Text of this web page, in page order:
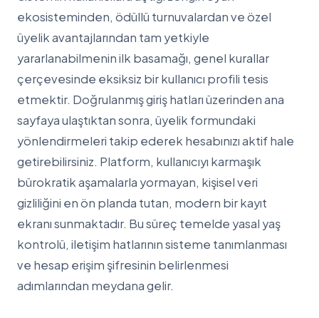
ekosisteminden, ödüllü turnuvalardan ve özel
üyelik avantajlarından tam yetkiyle
yararlanabilmenin ilk basamağı, genel kurallar
çerçevesinde eksiksiz bir kullanıcı profili tesis
etmektir. Doğrulanmış giriş hatları üzerinden ana
sayfaya ulaştıktan sonra, üyelik formundaki
yönlendirmeleri takip ederek hesabınızı aktif hale
getirebilirsiniz. Platform, kullanıcıyı karmaşık
bürokratik aşamalarla yormayan, kişisel veri
gizliliğini en ön planda tutan, modern bir kayıt
ekranı sunmaktadır. Bu süreç temelde yasal yaş
kontrolü, iletişim hatlarının sisteme tanımlanması
ve hesap erişim şifresinin belirlenmesi
adımlarından meydana gelir.